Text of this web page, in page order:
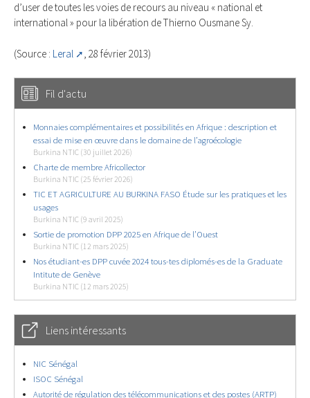
d’user de toutes les voies de recours au niveau « national et
international » pour la libération de Thierno Ousmane Sy.
(Source : Leral , 28 février 2013)
Fil d'actu
Monnaies complémentaires et possibilités en Afrique : description et
essai de mise en œuvre dans le domaine de l’agroécologie
Burkina NTIC (30 juillet 2026)
Charte de membre Africollector
Burkina NTIC (25 février 2026)
TIC ET AGRICULTURE AU BURKINA FASO Étude sur les pratiques et les
usages
Burkina NTIC (9 avril 2025)
Sortie de promotion DPP 2025 en Afrique de l’Ouest
Burkina NTIC (12 mars 2025)
Nos étudiant-es DPP cuvée 2024 tous-tes diplomés-es de la Graduate
Intitute de Genève
Burkina NTIC (12 mars 2025)
Liens intéressants
NIC Sénégal
ISOC Sénégal
Autorité de régulation des télécommunications et des postes (ARTP)